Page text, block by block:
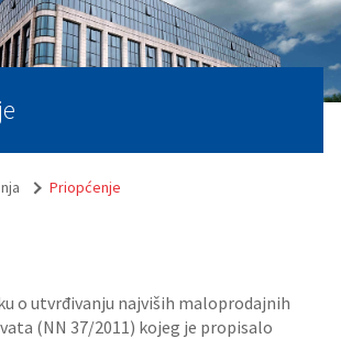
Priopćenje
o utvrđivanju najviših maloprodajnih
(NN 37/2011) kojeg je propisalo